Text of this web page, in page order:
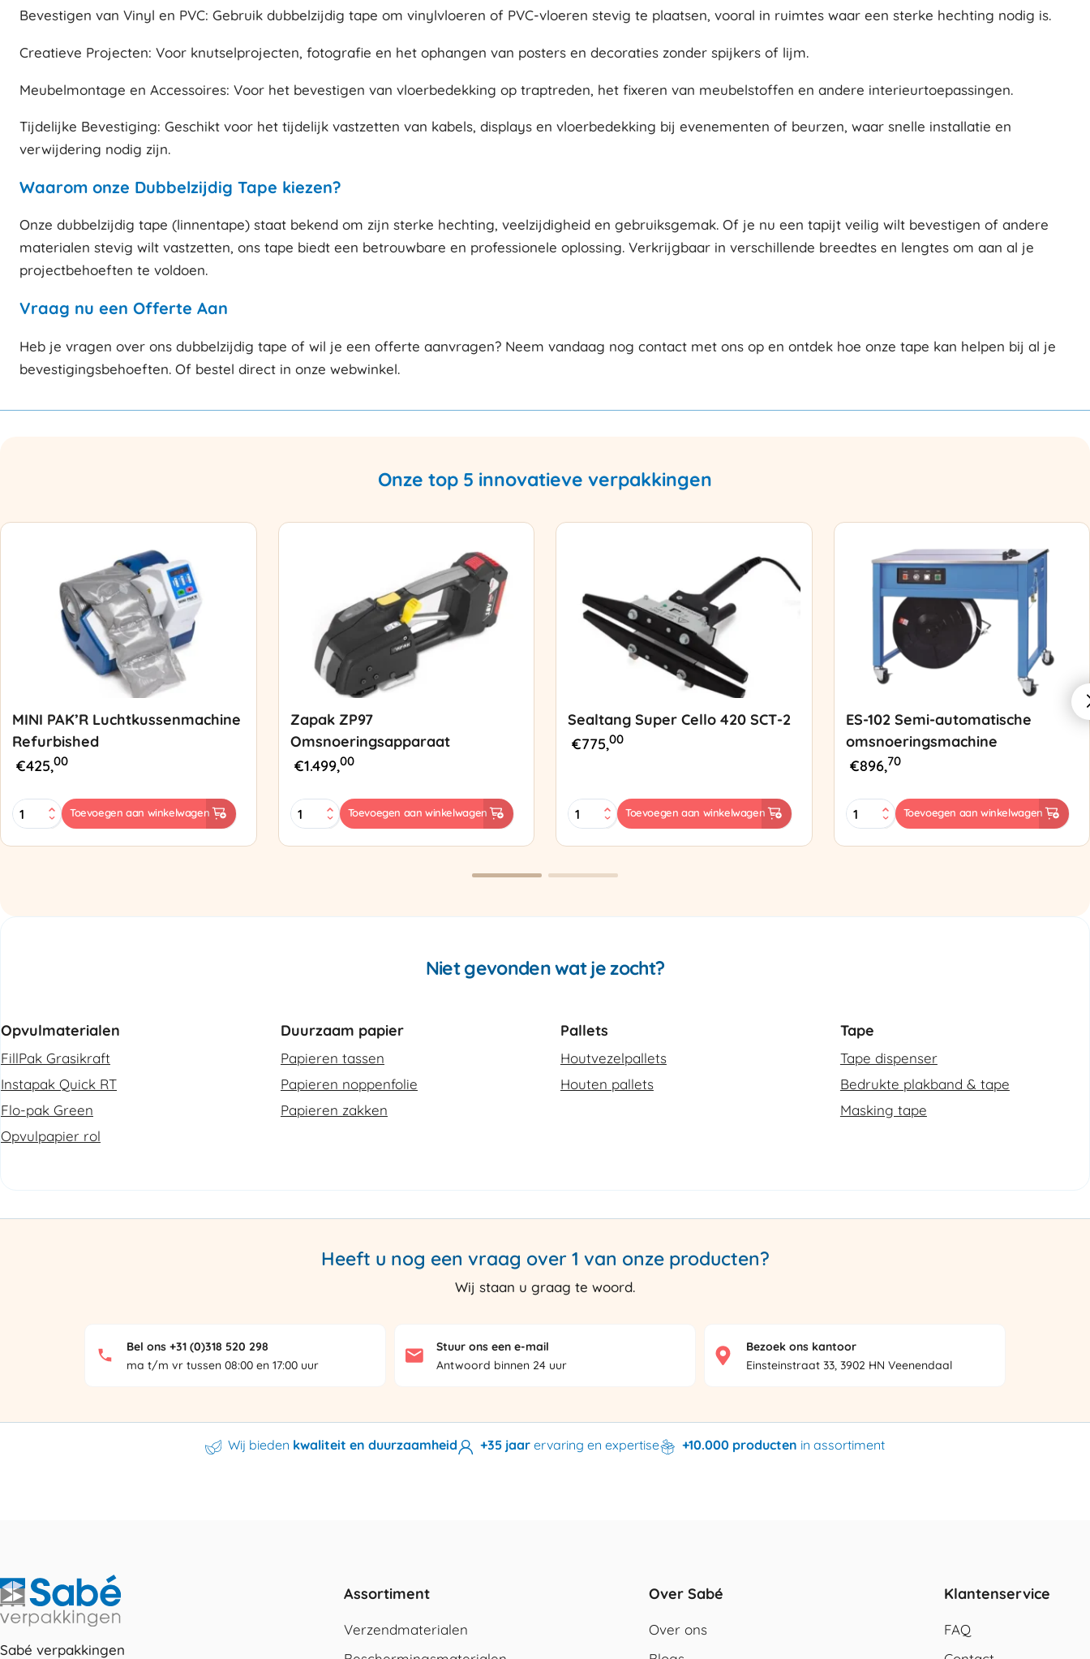
Bevestigen van Vinyl en PVC: Gebruik dubbelzijdig tape om vinylvloeren of PVC-vloeren stevig te plaatsen, vooral in ruimtes waar een sterke hechting nodig is.
Creatieve Projecten: Voor knutselprojecten, fotografie en het ophangen van posters en decoraties zonder spijkers of lijm.
Meubelmontage en Accessoires: Voor het bevestigen van vloerbedekking op traptreden, het fixeren van meubelstoffen en andere interieurtoepassingen.
Tijdelijke Bevestiging: Geschikt voor het tijdelijk vastzetten van kabels, displays en vloerbedekking bij evenementen of beurzen, waar snelle installatie en
verwijdering nodig zijn.
Waarom onze Dubbelzijdig Tape kiezen?
Onze dubbelzijdig tape (linnentape) staat bekend om zijn sterke hechting, veelzijdigheid en gebruiksgemak. Of je nu een tapijt veilig wilt bevestigen of andere
materialen stevig wilt vastzetten, ons tape biedt een betrouwbare en professionele oplossing. Verkrijgbaar in verschillende breedtes en lengtes om aan al je
projectbehoeften te voldoen.
Vraag nu een Offerte Aan
Heb je vragen over ons dubbelzijdig tape of wil je een offerte aanvragen? Neem vandaag nog contact met ons op en ontdek hoe onze tape kan helpen bij al je
bevestigingsbehoeften. Of bestel direct in onze webwinkel.
Onze top 5 innovatieve verpakkingen
MINI PAK’R Luchtkussenmachine
Refurbished
€425,00
MINI
PAK'R
Toevoegen aan winkelwagen
Zapak ZP97
Omsnoeringsapparaat
€1.499,00
Zapak
ZP97
Toevoegen aan winkelwagen
Sealtang Super Cello 420 SCT-2
€775,00
Sealtang
Super
Toevoegen aan winkelwagen
ES-102 Semi-automatische
omsnoeringsmachine
€896,70
ES-
102
Toevoegen aan winkelwagen
Niet gevonden wat je zocht?
Opvulmaterialen
FillPak Grasikraft
Instapak Quick RT
Flo-pak Green
Opvulpapier rol
Duurzaam papier
Papieren tassen
Papieren noppenfolie
Papieren zakken
Pallets
Houtvezelpallets
Houten pallets
Tape
Tape dispenser
Bedrukte plakband & tape
Masking tape
Heeft u nog een vraag over 1 van onze producten?
Wij staan u graag te woord.
Bel ons +31 (0)318 520 298
ma t/m vr tussen 08:00 en 17:00 uur
Stuur ons een e-mail
Antwoord binnen 24 uur
Bezoek ons kantoor
Einsteinstraat 33, 3902 HN Veenendaal
Wij bieden kwaliteit en duurzaamheid +35 jaar ervaring en expertise +10.000 producten in assortiment
Sabé verpakkingen
Assortiment
Verzendmaterialen
Over Sabé
Over ons
Klantenservice
FAQ